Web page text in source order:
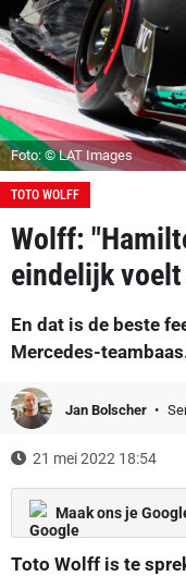
Foto: © LAT Images
TOTO WOLFF
Wolff:
eindelijk
En dat is de beste
Mercedes-
Jan Bolscher
21 mei 2022 18:54
Maak ons je
Toto Wolff is te